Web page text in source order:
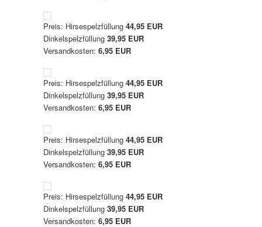
Preis: Hirsespelzfüllung44,95 EUR
Dinkelspelzfüllung39,95 EUR
Versandkosten:6,95 EUR
Preis: Hirsespelzfüllung44,95 EUR
Dinkelspelzfüllung39,95 EUR
Versandkosten:6,95 EUR
Preis: Hirsespelzfüllung44,95 EUR
Dinkelspelzfüllung39,95 EUR
Versandkosten:6,95 EUR
Preis: Hirsespelzfüllung44,95 EUR
Dinkelspelzfüllung39,95 EUR
Versandkosten:6,95 EUR